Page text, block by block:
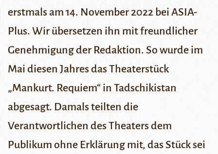
erstmals am 14. November 2022 bei ASIA-
Plus. Wir übersetzen ihn mit freundlicher
Genehmigung der Redaktion. So wurde im
Mai diesen Jahres das Theaterstück
„Mankurt. Requiem“ in Tadschikistan
abgesagt. Damals teilten die
Verantwortlichen des Theaters dem
Publikum ohne Erklärung mit, das Stück sei